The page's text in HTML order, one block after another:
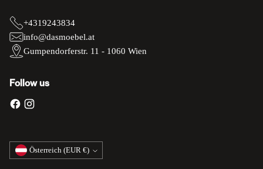
+4319243834
info@dasmoebel.at
Gumpendorferstr. 11 - 1060 Wien
Follow us
Währung Österreich (EUR €)